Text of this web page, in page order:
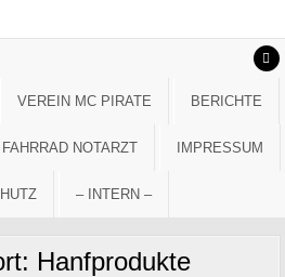
VEREIN MC PIRATE BERICHTE
FAHRRAD NOTARZT IMPRESSUM
– INTERN –
Hanfprodukte